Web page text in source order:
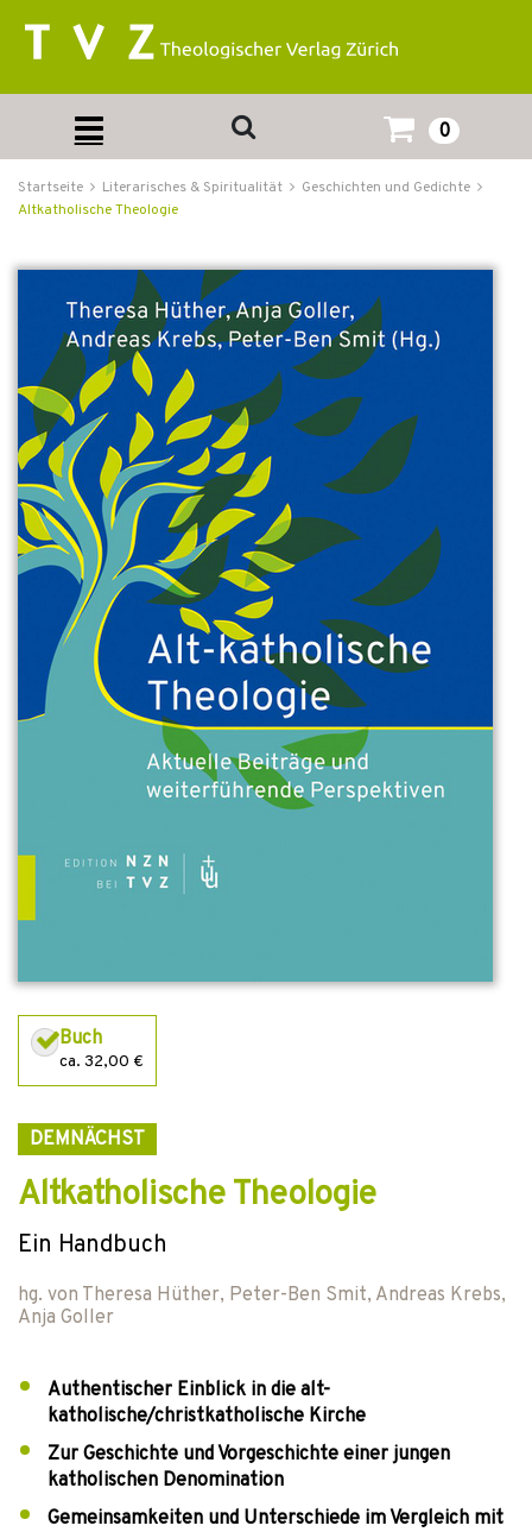
0
Startseite Literarisches & Spiritualität
Geschichten und Gedichte
Altkatholische Theologie
Buch
ca. 32,00 €
DEMNÄCHST
Altkatholische Theologie
Ein Handbuch
hg. von Theresa Hüther, Peter-Ben Smit, Andreas Krebs,
Anja Goller
Authentischer Einblick in die alt-
katholische/christkatholische Kirche
Zur Geschichte und Vorgeschichte einer jungen
katholischen Denomination
Gemeinsamkeiten und Unterschiede im Vergleich mit